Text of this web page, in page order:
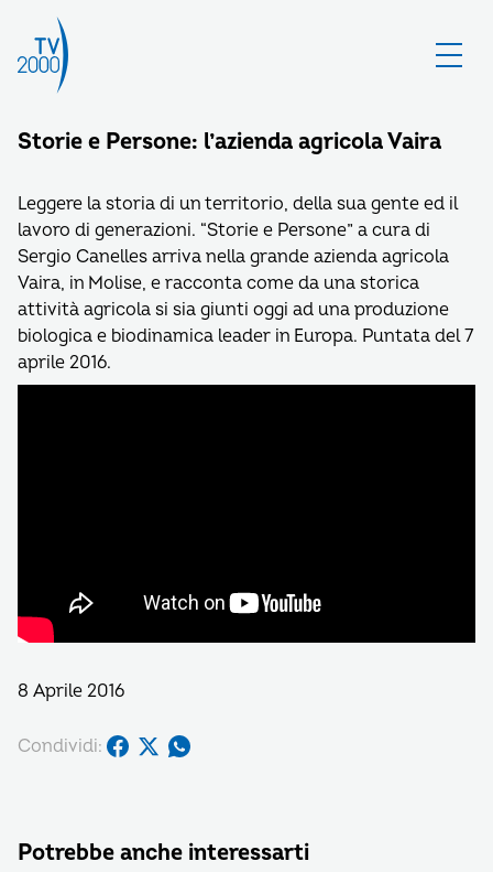
Storie e Persone: l’azienda agricola Vaira
Leggere la storia di un territorio, della sua gente ed il
lavoro di generazioni. “Storie e Persone” a cura di
Sergio Canelles arriva nella grande azienda agricola
Vaira, in Molise, e racconta come da una storica
attività agricola si sia giunti oggi ad una produzione
biologica e biodinamica leader in Europa. Puntata del 7
aprile 2016.
8 Aprile 2016
Condividi:
Potrebbe anche interessarti